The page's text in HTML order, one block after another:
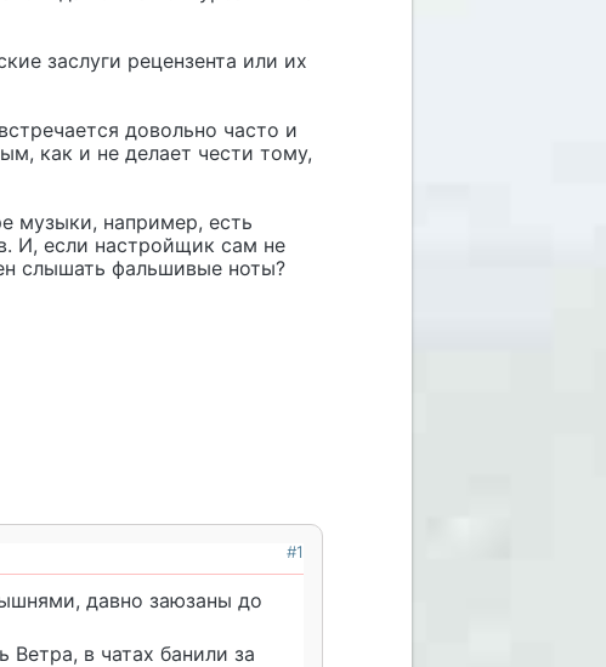
заслуги рецензента или их
довольно часто и
как и не делает чести тому,
музыки, например, есть
И, если настройщик сам не
слышать фальшивые ноты?
#1
давно заюзаны до
в чатах банили за